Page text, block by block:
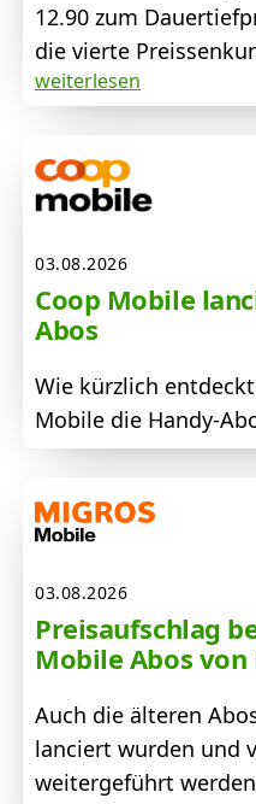
12.90 zum
die vierte
weiterlesen
03.08.2026
Coop Mobile
Abos
Wie kürzlich
Mobile die Handy-
03.08.2026
Preisaufschlag
Mobile Abos
Auch die älteren
lanciert wurden und
weitergeführt